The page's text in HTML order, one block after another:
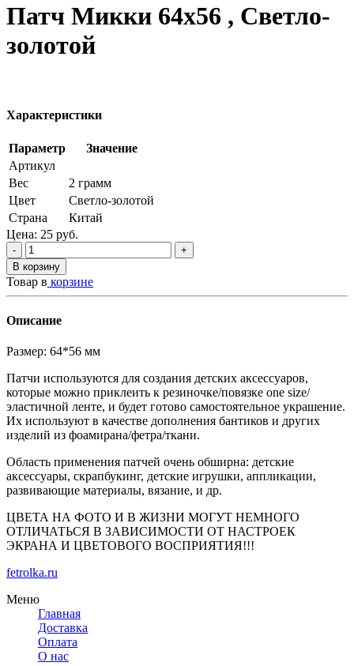
Патч Микки 64х56 , Светло-
золотой
Характеристики
Параметр
Значение
Артикул
Вес
2 грамм
Цвет
Светло-золотой
Страна
Китай
Цена: 25 руб.
-
+
В корзину
Товар в корзине
Описание
Размер: 64*56 мм
Патчи используются для создания детских аксессуаров,
которые можно приклеить к резиночке/повязке one size/
эластичной ленте, и будет готово самостоятельное украшение.
Их используют в качестве дополнения бантиков и других
изделий из фоамирана/фетра/ткани.
Область применения патчей очень обширна: детские
аксессуары, скрапбукинг, детские игрушки, аппликации,
развивающие материалы, вязание, и др.
ЦВЕТА НА ФОТО И В ЖИЗНИ МОГУТ НЕМНОГО
ОТЛИЧАТЬСЯ В ЗАВИСИМОСТИ ОТ НАСТРОЕК
ЭКРАНА И ЦВЕТОВОГО ВОСПРИЯТИЯ!!!
fetrolka.ru
Меню
Главная
Доставка
Оплата
О нас